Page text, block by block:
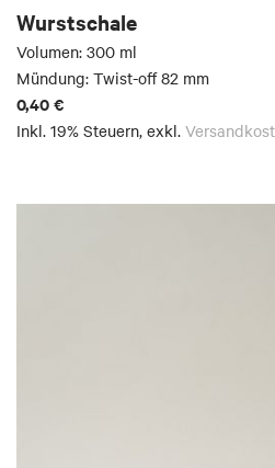
Wurstschale
Volumen: 300 ml
Mündung: Twist-off 82 mm
0,40 €
Inkl. 19% Steuern, exkl.